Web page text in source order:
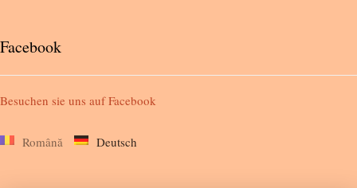
Facebook
Besuchen sie uns aufFacebook
Română Deutsch